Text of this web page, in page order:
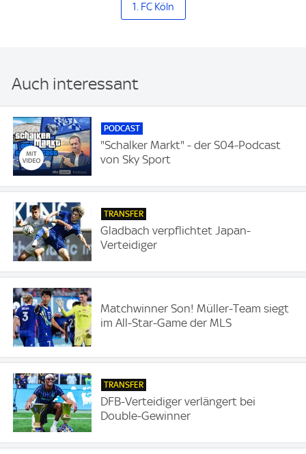
1. FC Köln
Auch interessant
PODCAST
"Schalker Markt" - der S04-Podcast
von Sky Sport
TRANSFER
Gladbach verpflichtet Japan-
Verteidiger
Matchwinner Son! Müller-Team siegt
im All-Star-Game der MLS
TRANSFER
DFB-Verteidiger verlängert bei
Double-Gewinner